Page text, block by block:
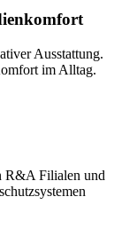
Ausstattung.
im Alltag.
R&A Filialen und